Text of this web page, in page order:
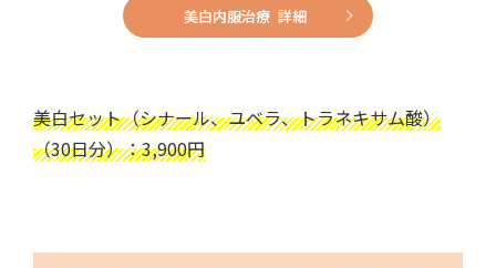
美白内服治療 詳細
美白セット（シナール、ユベラ、トラネキサム酸）
（30日分）：3,900円